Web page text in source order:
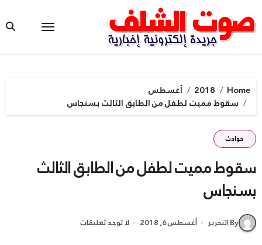
to
content
Home
2018
أغسطس
سقوط مميت لطفل من الطابق الثالث بسنجاس
حوادث
سقوط مميت لطفل من الطابق الثالث
بسنجاس
By التحرير أغسطس 6, 2018 لا توجد تعليقات